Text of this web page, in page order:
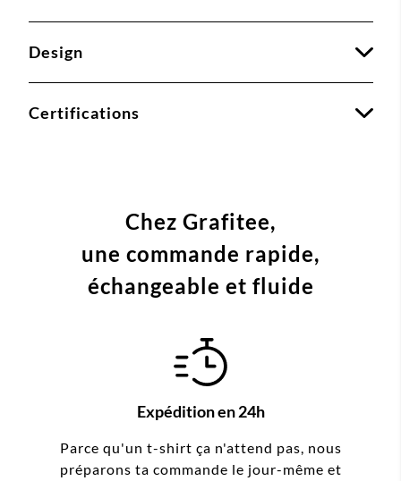
Design
Certifications
Chez Grafitee,
une commande rapide,
échangeable et fluide
Expédition en 24h
Parce qu'un t-shirt ça n'attend pas, nous
préparons ta commande le jour-même et